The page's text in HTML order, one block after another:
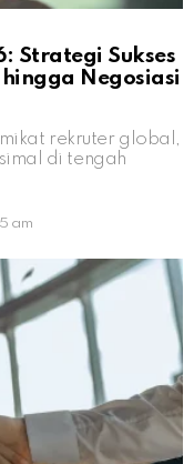
Strategi Sukses
Negosiasi
rekruter global,
di tengah
am